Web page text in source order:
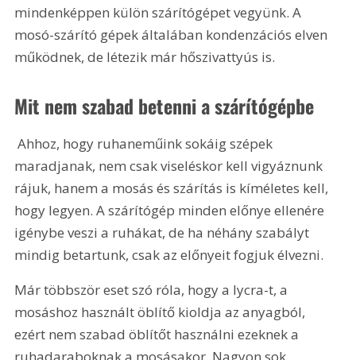
mindenképpen külön szárítógépet vegyünk. A
mosó-szárító gépek általában kondenzációs elven
működnek, de létezik már hőszivattyús is.
Mit nem szabad betenni a szárítógépbe
Ahhoz, hogy ruhaneműink sokáig szépek
maradjanak, nem csak viseléskor kell vigyáznunk
rájuk, hanem a mosás és szárítás is kíméletes kell,
hogy legyen. A szárítógép minden előnye ellenére
igénybe veszi a ruhákat, de ha néhány szabályt
mindig betartunk, csak az előnyeit fogjuk élvezni.
Már többször eset szó róla, hogy a lycra-t, a
mosáshoz használt öblítő kioldja az anyagból,
ezért nem szabad öblítőt használni ezeknek a
ruhadaraboknak a mosásakor. Nagyon sok